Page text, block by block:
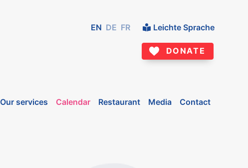
EN DE FR Leichte Sprache
DONATE
Our services Calendar Restaurant Media Contact